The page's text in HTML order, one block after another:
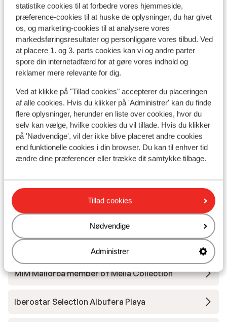
statistike cookies til at forbedre vores hjemmeside,
præference-cookies til at huske de oplysninger, du har givet
os, og marketing-cookies til at analysere vores
markedsføringsresultater og personliggøre vores tilbud. Ved
at placere 1. og 3. parts cookies kan vi og andre parter
spore din internetadfærd for at gøre vores indhold og
reklamer mere relevante for dig.
Ved at klikke på "Tillad cookies" accepterer du placeringen
af alle cookies. Hvis du klikker på 'Administrer' kan du finde
flere oplysninger, herunder en liste over cookies, hvor du
selv kan vælge, hvilke cookies du vil tillade. Hvis du klikker
på 'Nødvendige', vil der ikke blive placeret andre cookies
end funktionelle cookies i din browser. Du kan til enhver tid
ændre dine præferencer eller trække dit samtykke tilbage.
Tillad cookies
Nødvendige
Administrer
Hotel Eques Petit Resort
Zafiro Palace Andratx & SPA Hotel
Iberostar Waves Alcudia Park
Bordoy Alcudia Port Suites - voksenhotel
Iberostar Selection Playa de Muro Village
Melia Cala d'Or Boutique Hotel
Hotel Iberostar Waves Bahia de Palma -
Voksenhotel
Iberostar Selection Llaut Palma - Voksenhotel
MiM Mallorca member of Melia Collection
Iberostar Selection Albufera Playa